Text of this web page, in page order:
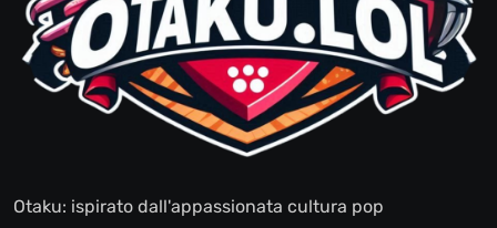
Otaku: ispirato dall'appassionata cultura pop